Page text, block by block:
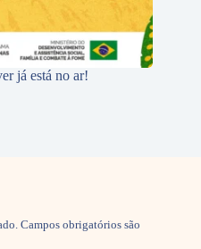
já está no ar!
Campos obrigatórios são